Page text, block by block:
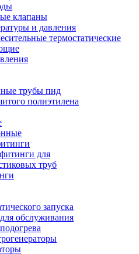
клапаны
и давления
термостатические
трубы пнд
полиэтилена
для
труб
запуска
обслуживания